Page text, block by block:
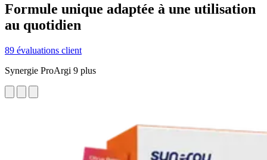
Formule unique adaptée à une utilisation
au quotidien
89 évaluations client
Synergie ProArgi 9 plus